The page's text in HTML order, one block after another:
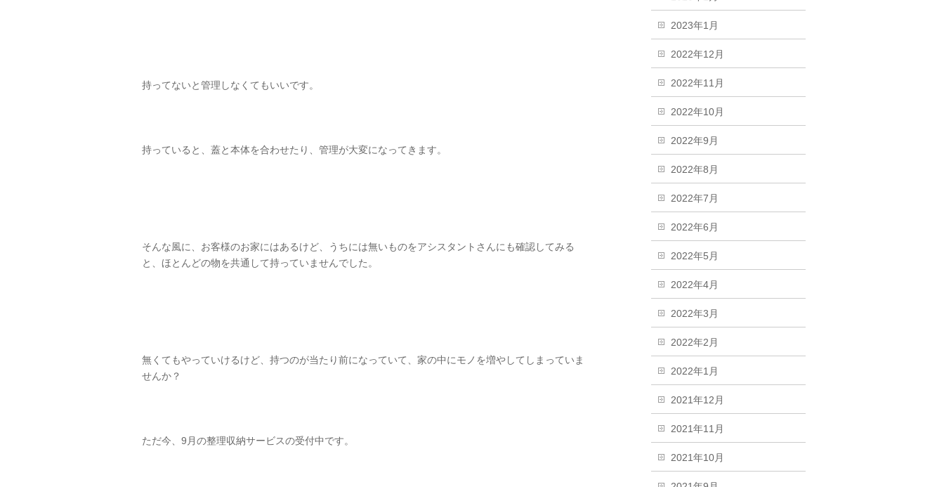
持ってないと管理しなくてもいいです。
持っていると、蓋と本体を合わせたり、管理が大変になってきます。
そんな風に、お客様のお家にはあるけど、うちには無いものをアシスタントさんにも確認してみる
と、ほとんどの物を共通して持っていませんでした。
無くてもやっていけるけど、持つのが当たり前になっていて、家の中にモノを増やしてしまっていま
せんか？
ただ今、9月の整理収納サービスの受付中です。
2023年1月
2022年12月
2022年11月
2022年10月
2022年9月
2022年8月
2022年7月
2022年6月
2022年5月
2022年4月
2022年3月
2022年2月
2022年1月
2021年12月
2021年11月
2021年10月